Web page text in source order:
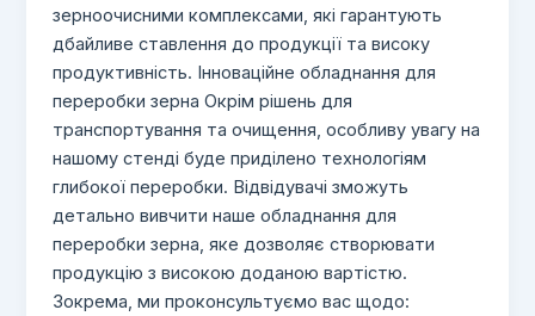
зерноочисними комплексами, які гарантують
дбайливе ставлення до продукції та високу
продуктивність. Інноваційне обладнання для
переробки зерна Окрім рішень для
транспортування та очищення, особливу увагу на
нашому стенді буде приділено технологіям
глибокої переробки. Відвідувачі зможуть
детально вивчити наше обладнання для
переробки зерна, яке дозволяє створювати
продукцію з високою доданою вартістю.
Зокрема, ми проконсультуємо вас щодо: